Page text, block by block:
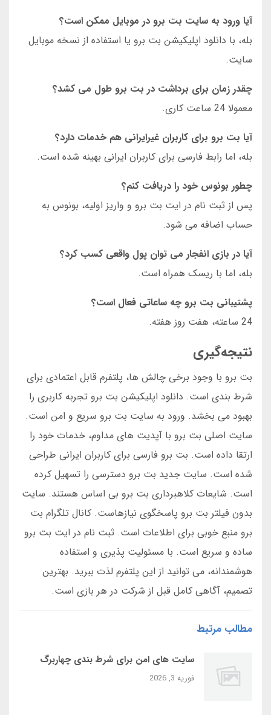
آیا ورود به سایت بت برو در موبایل ممکن است؟
بله، با دانلود اپلیکیشن بت برو یا استفاده از نسخه موبایل
سایت.
چقدر زمان برای برداشت در بت برو طول می کشد؟
معمولا 24 ساعت کاری.
آیا بت برو برای کاربران غیرایرانی هم خدمات دارد؟
بله، اما رابط فارسی برای کاربران ایرانی بهینه شده است.
چطور بونوس خود را دریافت کنم؟
پس از ثبت نام در ایت بت برو و واریز اولیه، بونوس به
حساب اضافه می شود.
آیا در بازی انفجار می توان پول واقعی کسب کرد؟
بله، اما با ریسک همراه است.
پشتیبانی بت برو چه ساعاتی فعال است؟
24 ساعته، هفت روز هفته.
نتیجه‌گیری
بت برو با وجود برخی چالش ها، پلتفرم قابل اعتمادی برای
شرط بندی است. دانلود اپلیکیشن بت برو تجربه کاربری را
بهبود می بخشد. ورود به سایت بت برو سریع و امن است.
سایت اصلی بت برو با آپدیت های مداوم، خدمات خود را
ارتقا داده است. بت برو فارسی برای کاربران ایرانی طراحی
شده است. سایت جدید بت برو دسترسی را تسهیل کرده
است. شایعات کلاهبرداری بت برو بی اساس هستند. سایت
بدون فیلتر بت برو پاسخگوی نیازهاست. کانال تلگرام بت
برو منبع خوبی برای اطلاعات است. ثبت نام در ایت بت برو
ساده و سریع است. با مسئولیت پذیری و استفاده
هوشمندانه، می توانید از این پلتفرم لذت ببرید. بهترین
تصمیم، آگاهی کامل قبل از شرکت در هر بازی است.
مطالب مرتبط
سایت‌ های امن برای شرط بندی چهاربرگ
فوریه 3, 2026